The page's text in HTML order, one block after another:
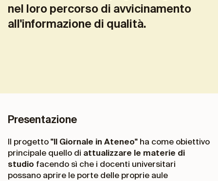
nel loro percorso di avvicinamento
all'informazione di qualità.
Presentazione
Il progetto "Il Giornale in Ateneo" ha come obiettivo
principale quello di attualizzare le materie di
studio facendo sì che i docenti universitari
possano aprire le porte delle proprie aule